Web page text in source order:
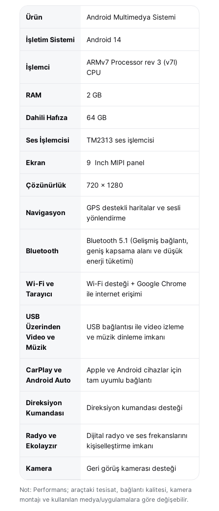
Ürün Android Multimedya Sistemi
İşletim Sistemi Android 14
İşlemci
ARMv7 Processor rev 3 (v7l)
CPU
RAM 2 GB
Dahili Hafıza 64 GB
Ses İşlemcisi TM2313 ses işlemcisi
Ekran 9 Inch MIPI panel
Çözünürlük 720 × 1280
Navigasyon
GPS destekli haritalar ve sesli
yönlendirme
Bluetooth
Bluetooth 5.1 (Gelişmiş bağlantı,
geniş kapsama alanı ve düşük
enerji tüketimi)
Wi-Fi ve
Tarayıcı
Wi-Fi desteği + Google Chrome
ile internet erişimi
USB
Üzerinden
Video ve
Müzik
USB bağlantısı ile video izleme
ve müzik dinleme imkanı
CarPlay ve
Android Auto
Apple ve Android cihazlar için
tam uyumlu bağlantı
Direksiyon
Kumandası
Direksiyon kumandası desteği
Radyo ve
Ekolayzır
Dijital radyo ve ses frekanslarını
kişiselleştirme imkanı
Kamera Geri görüş kamerası desteği
Not: Performans; araçtaki tesisat, bağlantı kalitesi, kamera
montajı ve kullanılan medya/uygulamalara göre değişebilir.